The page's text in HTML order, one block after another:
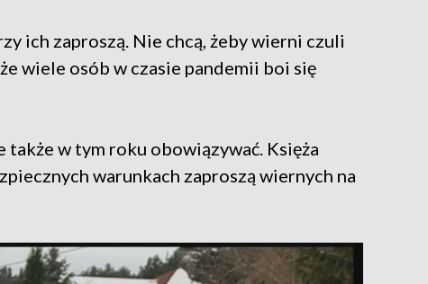
ich zaproszą. Nie chcą, żeby wierni czuli
wiele osób w czasie pandemii boi się
w tym roku obowiązywać. Księża
warunkach zaproszą wiernych na